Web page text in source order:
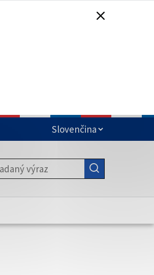
stránka vždy začína
NOVEJ KARTE
NOVEJ KARTE
NA NOVEJ KARTE